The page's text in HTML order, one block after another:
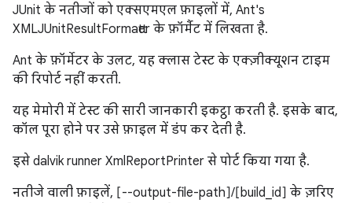
JUnit के नतीजों को एक्सएमएल फ़ाइलों में, Ant's
XMLJUnitResultFormatter के फ़ॉर्मैट में लिखता है.
Ant के फ़ॉर्मेटर के उलट, यह क्लास टेस्ट के एक्ज़ीक्यूशन टाइम
की रिपोर्ट नहीं करती.
यह मेमोरी में टेस्ट की सारी जानकारी इकट्ठा करती है. इसके बाद,
कॉल पूरा होने पर उसे फ़ाइल में डंप कर देती है.
इसे dalvik runner XmlReportPrinter से पोर्ट किया गया है.
नतीजे वाली फ़ाइलें, [--output-file-path]/[build_id] के ज़रिए